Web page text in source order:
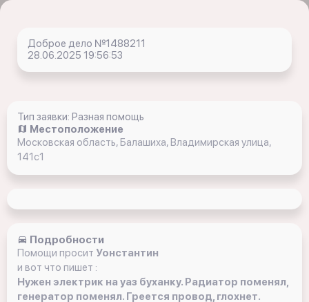
Доброе дело №1488211
28.06.2025 19:56:53
Тип заявки: Разная помощь
Местоположение
Московская область, Балашиха, Владимирская улица,
141с1
Подробности
Помощи просит Уонстантин
и вот что пишет :
Нужен электрик на уаз буханку. Радиатор поменял,
генератор поменял. Греется провод, глохнет.